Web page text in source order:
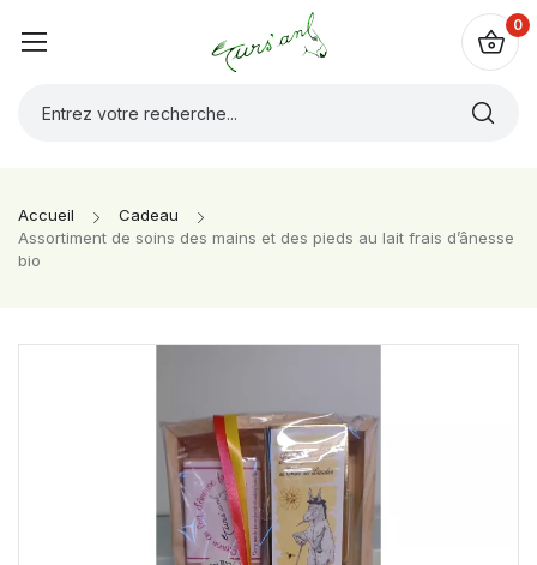
0
Accueil
Cadeau
Assortiment de soins des mains et des pieds au lait frais d’ânesse
bio